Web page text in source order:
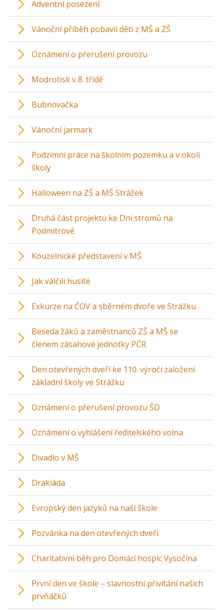
Adventní posezení
Vánoční příběh pobavil děti z MŠ a ZŠ
Oznámení o přerušení provozu
Modrotisk v 8. třídě
Bubnovačka
Vánoční jarmark
Podzimní práce na školním pozemku a v okolí
školy
Halloween na ZŠ a MŠ Strážek
Druhá část projektu ke Dni stromů na
Podmitrově
Kouzelnické představení v MŠ
Jak válčili husité
Exkurze na ČOV a sběrném dvoře ve Strážku
Beseda žáků a zaměstnanců ZŠ a MŠ se
členem zásahové jednotky PČR
Den otevřených dveří ke 110. výročí založení
základní školy ve Strážku
Oznámení o přerušení provozu ŠD
Oznámení o vyhlášení ředitelského volna
Divadlo v MŠ
Drakiáda
Evropský den jazyků na naší škole
Pozvánka na den otevřených dveří
Charitativní běh pro Domácí hospic Vysočina
První den ve škole – slavnostní přivítání našich
prvňáčků